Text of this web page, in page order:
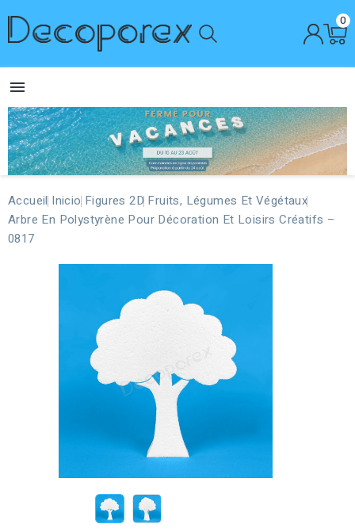
0

Accueil Inicio Figures 2D Fruits, Légumes Et Végétaux
Arbre En Polystyrène Pour Décoration Et Loisirs Créatifs –
0817